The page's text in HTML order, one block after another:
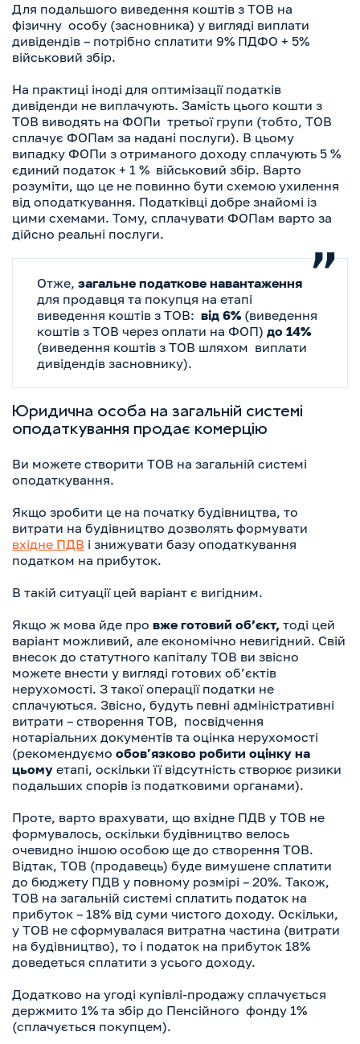
Для подальшого виведення коштів з ТОВ на
фізичну особу (засновника) у вигляді виплати
дивідендів – потрібно сплатити 9% ПДФО + 5%
військовий збір.
На практиці іноді для оптимізації податків
дивіденди не виплачують. Замість цього кошти з
ТОВ виводять на ФОПи третьої групи (тобто, ТОВ
сплачує ФОПам за надані послуги). В цьому
випадку ФОПи з отриманого доходу сплачують 5 %
єдиний податок + 1 % військовий збір. Варто
розуміти, що це не повинно бути схемою ухилення
від оподаткування. Податківці добре знайомі із
цими схемами. Тому, сплачувати ФОПам варто за
дійсно реальні послуги.
Отже, загальне податкове навантаження
для продавця та покупця на етапі
виведення коштів з ТОВ: від 6% (виведення
коштів з ТОВ через оплати на ФОП) до 14%
(виведення коштів з ТОВ шляхом виплати
дивідендів засновнику).
Юридична особа на загальній системі
оподаткування продає комерцію
Ви можете створити ТОВ на загальній системі
оподаткування.
Якщо зробити це на початку будівництва, то
витрати на будівництво дозволять формувати
вхідне ПДВ і знижувати базу оподаткування
податком на прибуток.
В такій ситуації цей варіант є вигідним.
Якщо ж мова йде про вже готовий обʼєкт, тоді цей
варіант можливий, але економічно невигідний. Свій
внесок до статутного капіталу ТОВ ви звісно
можете внести у вигляді готових об’єктів
нерухомості. З такої операції податки не
сплачуються. Звісно, будуть певні адміністративні
витрати – створення ТОВ, посвідчення
нотаріальних документів та оцінка нерухомості
(рекомендуємо обов’язково робити оцінку на
цьому етапі, оскільки її відсутність створює ризики
подальших спорів із податковими органами).
Проте, варто врахувати, що вхідне ПДВ у ТОВ не
формувалось, оскільки будівництво велось
очевидно іншою особою ще до створення ТОВ.
Відтак, ТОВ (продавець) буде вимушене сплатити
до бюджету ПДВ у повному розмірі – 20%. Також,
ТОВ на загальній системі сплатить податок на
прибуток – 18% від суми чистого доходу. Оскільки,
у ТОВ не сформувалася витратна частина (витрати
на будівництво), то і податок на прибуток 18%
доведеться сплатити з усього доходу.
Додатково на угоді купівлі-продажу сплачується
держмито 1% та збір до Пенсійного фонду 1%
(сплачується покупцем).